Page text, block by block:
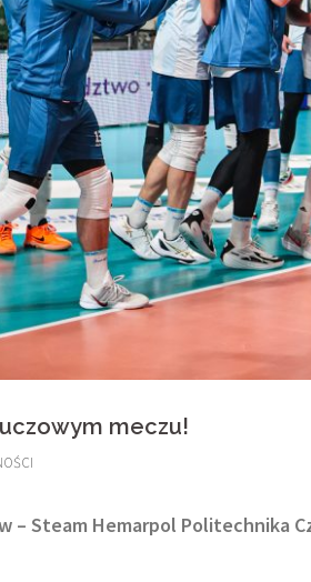
meczu!
– Steam Hemarpol Politechnika